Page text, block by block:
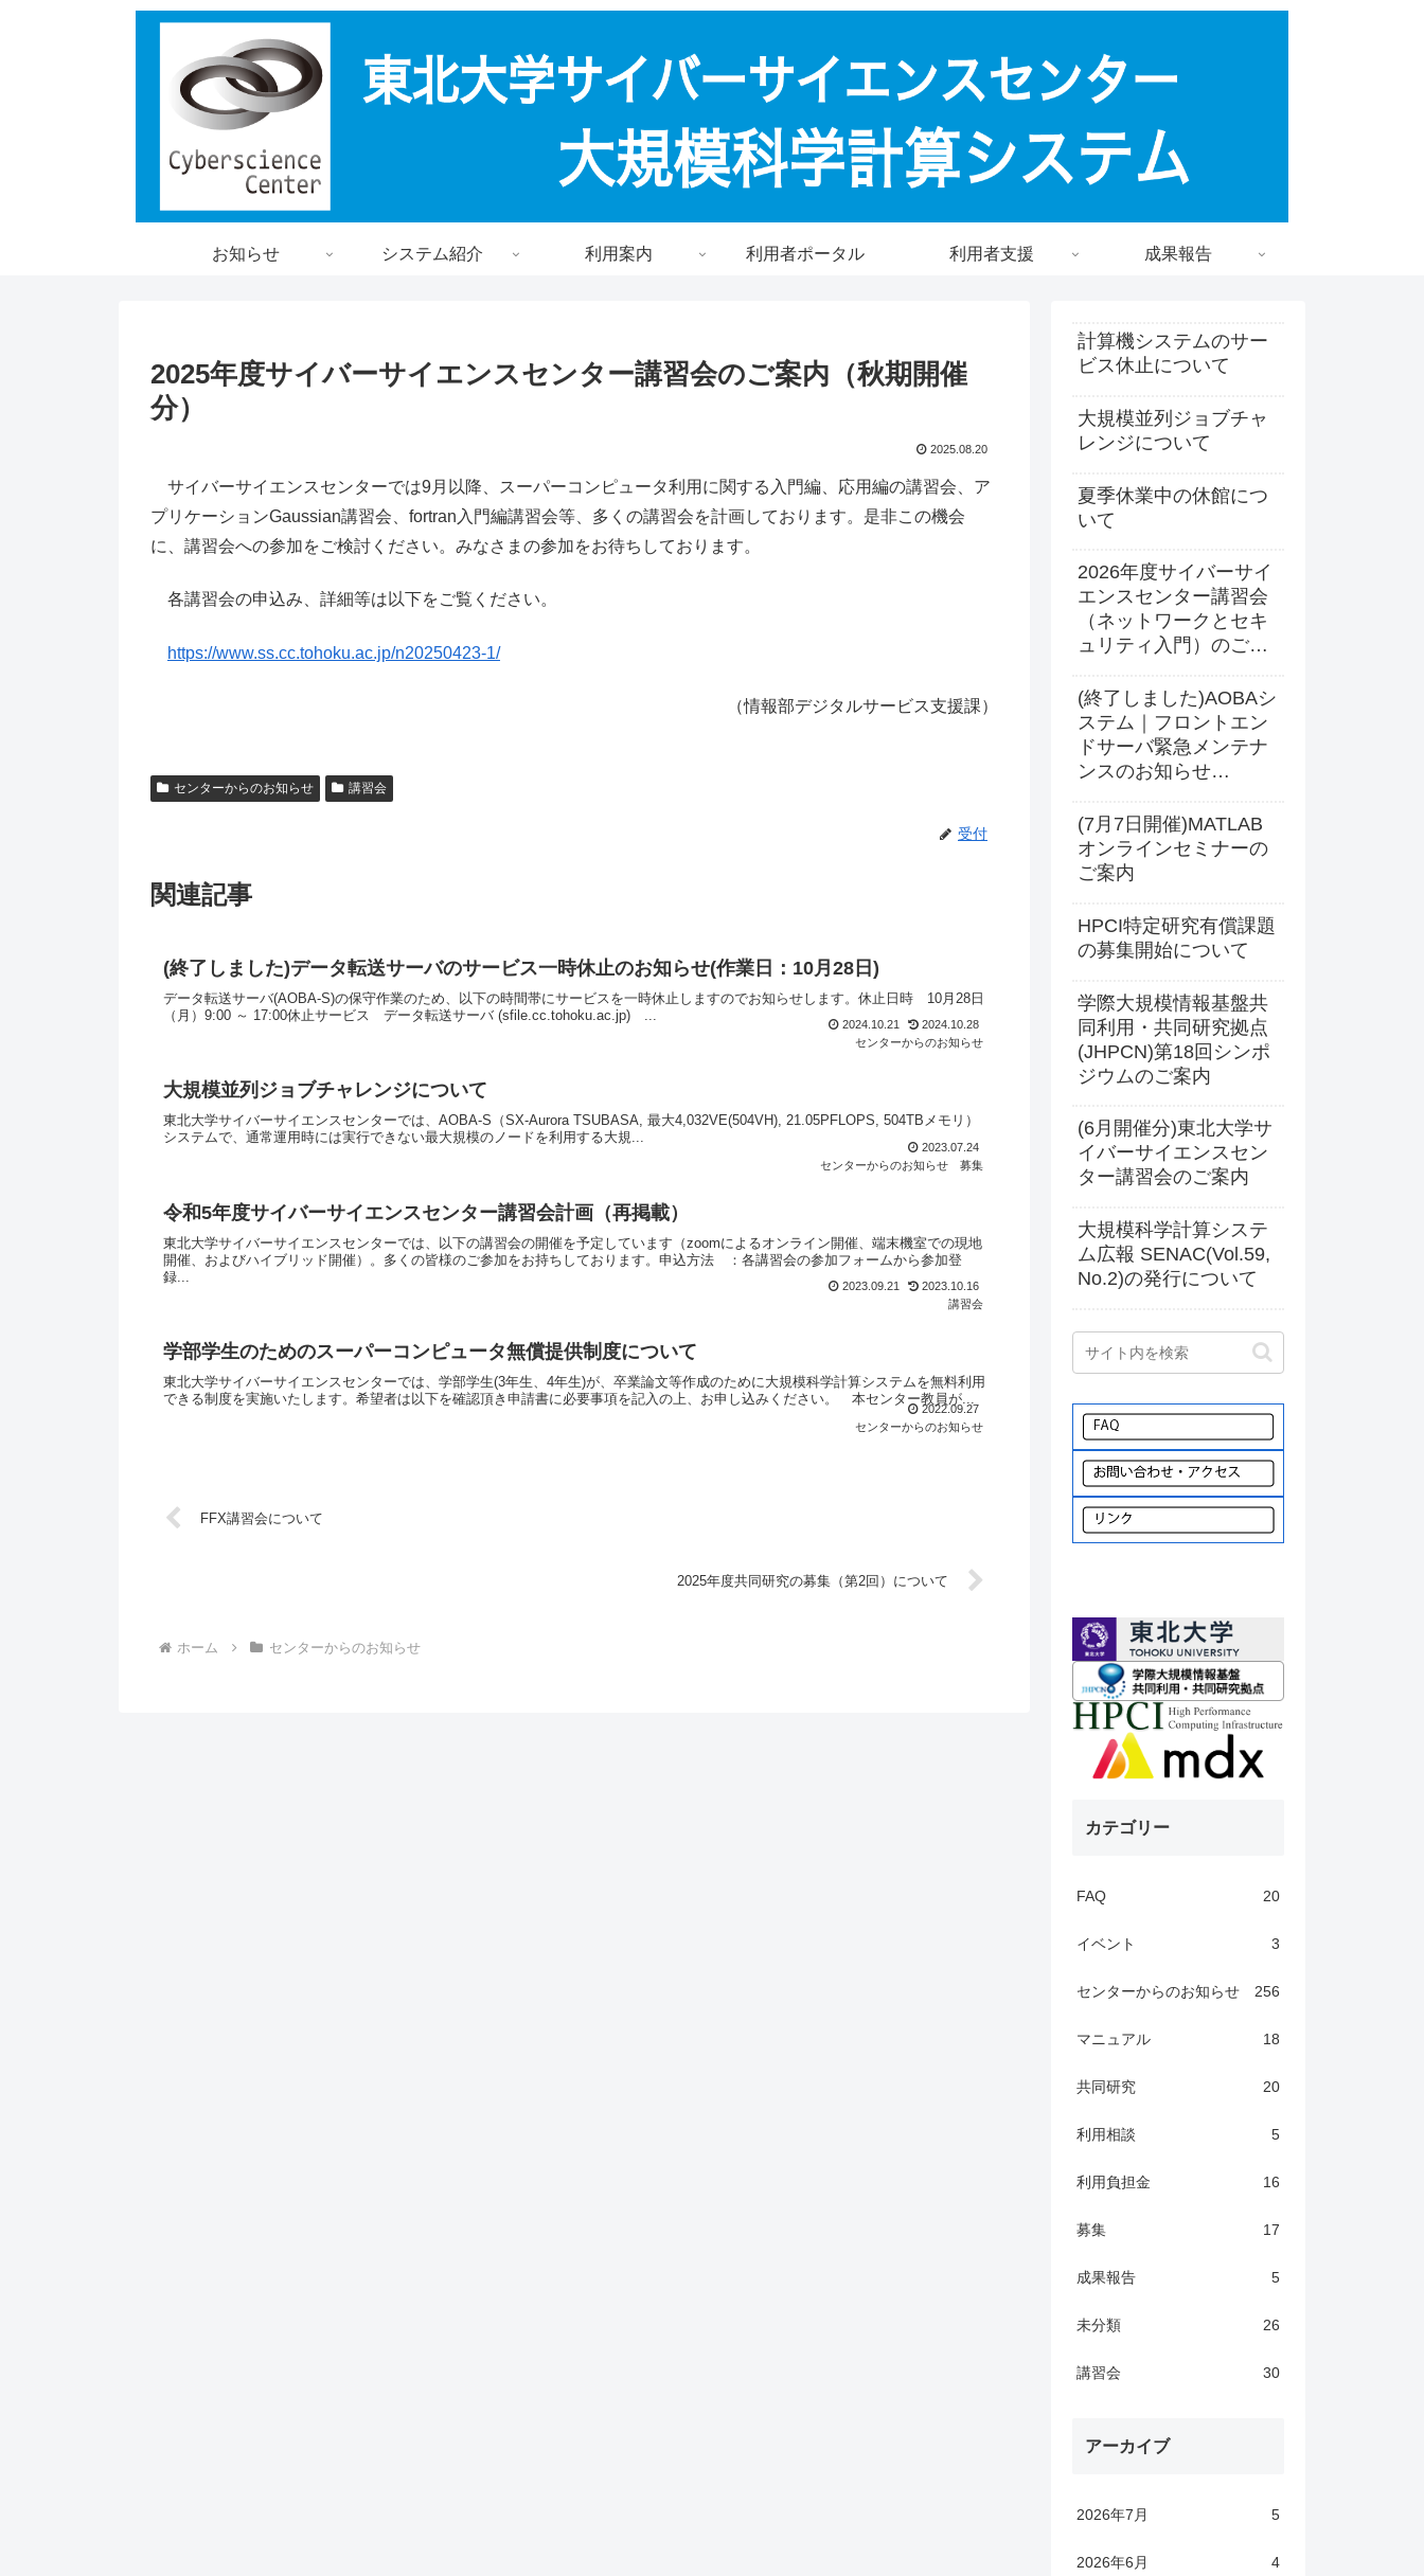
お知らせ システム紹介 利用案内 利用者ポータル 利用者支援 成果報告
2025年度サイバーサイエンスセンター講習会のご案内（秋期開催
分）
2025.08.20
サイバーサイエンスセンターでは9月以降、スーパーコンピュータ利用に関する入門編、応用編の講習会、ア
プリケーションGaussian講習会、fortran入門編講習会等、多くの講習会を計画しております。是非この機会
に、講習会への参加をご検討ください。みなさまの参加をお待ちしております。
各講習会の申込み、詳細等は以下をご覧ください。
https://www.ss.cc.tohoku.ac.jp/n20250423-1/
（情報部デジタルサービス支援課）
センターからのお知らせ 講習会
受付
関連記事
(終了しました)データ転送サーバのサービス一時休止のお知らせ(作業日：10月28日)
データ転送サーバ(AOBA-S)の保守作業のため、以下の時間帯にサービスを一時休止しますのでお知らせします。休止日時 10月28日
（月）9:00 ～ 17:00休止サービス データ転送サーバ (sfile.cc.tohoku.ac.jp) ...
2024.10.21
2024.10.28
センターからのお知らせ
大規模並列ジョブチャレンジについて
東北大学サイバーサイエンスセンターでは、AOBA-S（SX-Aurora TSUBASA, 最大4,032VE(504VH), 21.05PFLOPS, 504TBメモリ）
システムで、通常運用時には実行できない最大規模のノードを利用する大規...
2023.07.24
センターからのお知らせ
募集
令和5年度サイバーサイエンスセンター講習会計画（再掲載）
東北大学サイバーサイエンスセンターでは、以下の講習会の開催を予定しています（zoomによるオンライン開催、端末機室での現地
開催、およびハイブリッド開催）。多くの皆様のご参加をお持ちしております。申込方法 ：各講習会の参加フォームから参加登
録...
2023.09.21
2023.10.16
講習会
学部学生のためのスーパーコンピュータ無償提供制度について
東北大学サイバーサイエンスセンターでは、学部学生(3年生、4年生)が、卒業論文等作成のために大規模科学計算システムを無料利用
できる制度を実施いたします。希望者は以下を確認頂き申請書に必要事項を記入の上、お申し込みください。 本センター教員が...
2022.09.27
センターからのお知らせ
FFX講習会について
2025年度共同研究の募集（第2回）について
ホーム センターからのお知らせ
計算機システムのサー
ビス休止について
大規模並列ジョブチャ
レンジについて
夏季休業中の休館につ
いて
2026年度サイバーサイ
エンスセンター講習会
（ネットワークとセキ
ュリティ入門）のご案
(終了しました)AOBAシ
ステム｜フロントエン
ドサーバ緊急メンテナ
ンスのお知らせ
(7月7日開催)MATLAB
オンラインセミナーの
ご案内
HPCI特定研究有償課題
の募集開始について
学際大規模情報基盤共
同利用・共同研究拠点
(JHPCN)第18回シンポ
ジウムのご案内
(6月開催分)東北大学サ
イバーサイエンスセン
ター講習会のご案内
大規模科学計算システ
ム広報 SENAC(Vol.59,
No.2)の発行について
カテゴリー
FAQ 20
イベント 3
センターからのお知らせ 256
マニュアル 18
共同研究 20
利用相談 5
利用負担金 16
募集 17
成果報告 5
未分類 26
講習会 30
アーカイブ
2026年7月 5
2026年6月 4